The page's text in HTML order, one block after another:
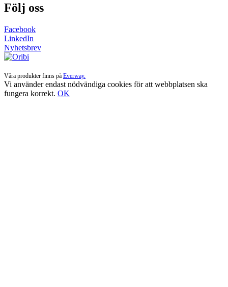
Följ oss
Facebook
LinkedIn
Nyhetsbrev
Våra produkter finns på Everway.
Vi använder endast nödvändiga cookies för att webbplatsen ska
fungera korrekt. OK